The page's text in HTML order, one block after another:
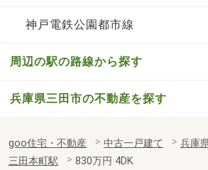
神戸電鉄公園都市線
周辺の駅の路線から探す
兵庫県三田市の不動産を探す
goo住宅・不動産 中古一戸建て 兵庫
三田本町駅
830万円 4DK